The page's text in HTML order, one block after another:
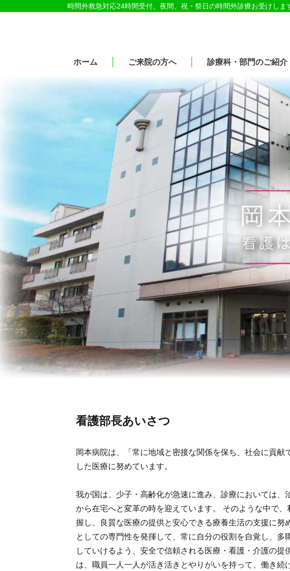
時間外救急対応24時間受付。夜間、祝・祭日の時間外診療お受けしま
ホーム ご来院の方へ 診療科・部門のご紹介
看護部長あいさつ
岡本病院は、「常に地域と密接な関係を保ち、社会に貢
した医療に努めています。
我が国は、少子・高齢化が急速に進み、診療においては、
から在宅へと変革の時を迎えています。 そのような中で
握し、良質な医療の提供と安心できる療養生活の支援に努
としての専門性を発揮して、常に自分の役割を自覚し、多
していけるよう、安全で信頼される医療・看護・介護の提
は、職員一人一人が活き活きとやりがいを持って、働き続